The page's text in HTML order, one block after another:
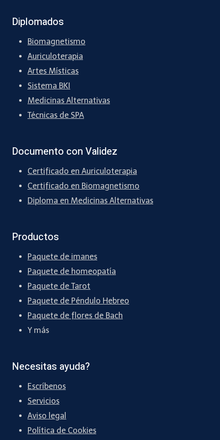
Diplomados
Biomagnetismo
Auriculoterapia
Artes Místicas
Sistema BKI
Medicinas Alternativas
Técnicas de SPA
Documento con Validez
Certificado en Auriculoterapia
Certificado en Biomagnetismo
Diploma en Medicinas Alternativas
Productos
Paquete de imanes
Paquete de homeopatía
Paquete de Tarot
Paquete de Péndulo Hebreo
Paquete de flores de Bach
Y más
Necesitas ayuda?
Escríbenos
Servicios
Aviso legal
Política de Cookies